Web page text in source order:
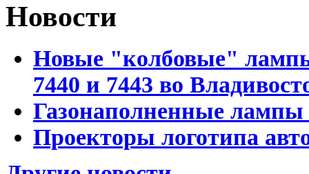
Новости
Новые "колбовые"
7440 и 7443 во
Газонаполненные лампы
Проекторы логотипа